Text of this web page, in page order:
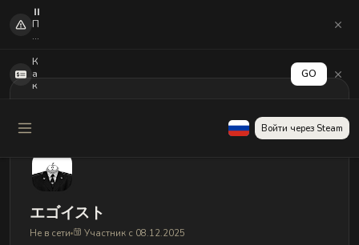
Войти через Steam
エゴイスト
Не в сети Участник с 08.12.2025
⏸️
П
о
л
е
о
е
и
S
2
м
К
а
к
и
р
о
а
т
ь
GO